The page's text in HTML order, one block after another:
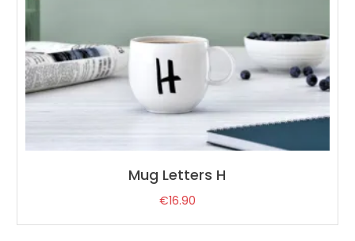
Mug Letters H
€16.90